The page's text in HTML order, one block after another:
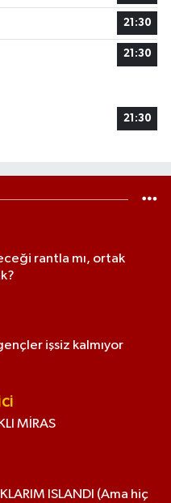
21:30
21:30
21:30
rantla mı, ortak
işsiz kalmıyor
MİRAS
ISLANDI (Ama hiç